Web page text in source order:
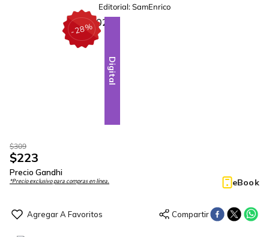
Editorial:SamEnrico
-28%
Digital
$309
$223
Precio Gandhi
*Precio exclusivo para compras en línea. eBook